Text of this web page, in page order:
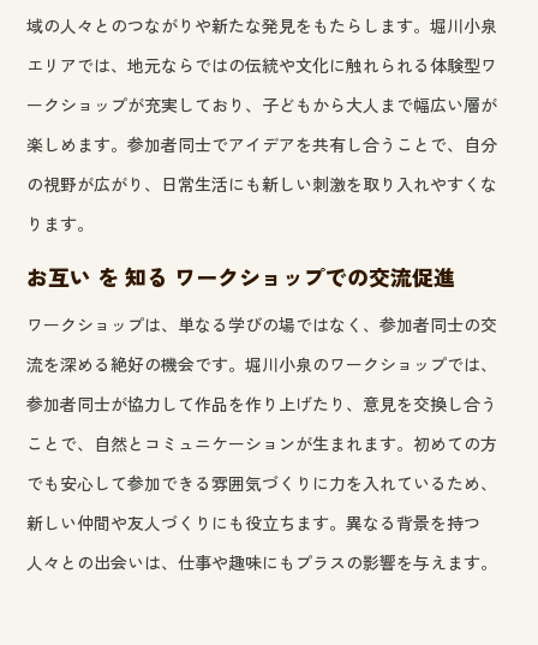
域の人々とのつながりや新たな発見をもたらします。堀川小泉
エリアでは、地元ならではの伝統や文化に触れられる体験型ワ
ークショップが充実しており、子どもから大人まで幅広い層が
楽しめます。参加者同士でアイデアを共有し合うことで、自分
の視野が広がり、日常生活にも新しい刺激を取り入れやすくな
ります。
お互い を 知る ワークショップでの交流促進
ワークショップは、単なる学びの場ではなく、参加者同士の交
流を深める絶好の機会です。堀川小泉のワークショップでは、
参加者同士が協力して作品を作り上げたり、意見を交換し合う
ことで、自然とコミュニケーションが生まれます。初めての方
でも安心して参加できる雰囲気づくりに力を入れているため、
新しい仲間や友人づくりにも役立ちます。異なる背景を持つ
人々との出会いは、仕事や趣味にもプラスの影響を与えます。